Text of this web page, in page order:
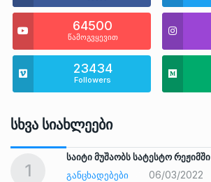
64500
წამოგვყევით
23434
Followers
Სხვა Სიახლეები
1
საიტი მუშაობს სატესტო რეჟიმში
ᲒᲐᲜᲪᲮᲐᲓᲔᲑᲔᲑᲘ
06/03/2022